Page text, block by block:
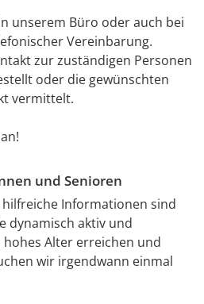
unserem Büro oder auch bei
Vereinbarung.
zur zuständigen Personen
oder die gewünschten
vermittelt.
und Senioren
Informationen sind
dynamisch aktiv und
Alter erreichen und
wir irgendwann einmal